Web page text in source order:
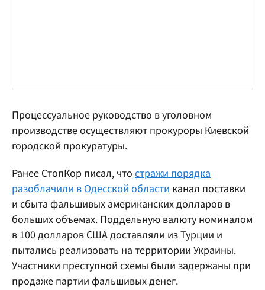
Процессуальное руководство в уголовном
производстве осуществляют прокуроры Киевской
городской прокуратуры.
Ранее СтопКор писал, что стражи порядка
разоблачили в Одесской области канал поставки
и сбыта фальшивых американских долларов в
больших объемах. Поддельную валюту номиналом
в 100 долларов США доставляли из Турции и
пытались реализовать на территории Украины.
Участники преступной схемы были задержаны при
продаже партии фальшивых денег.